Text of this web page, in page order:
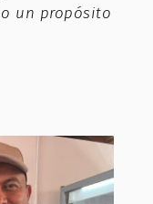
un propósito